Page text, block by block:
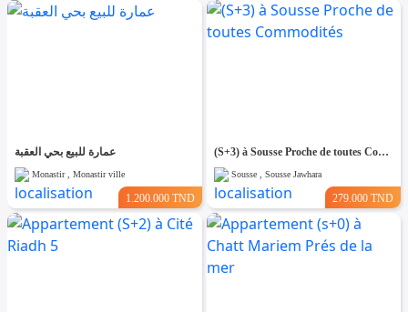
عمارة للبيع بحي العقبة
Monastir , Monastir ville
1.200.000 TND
(S+3) à Sousse Proche de toutes Commodités
Sousse , Sousse Jawhara
279.000 TND